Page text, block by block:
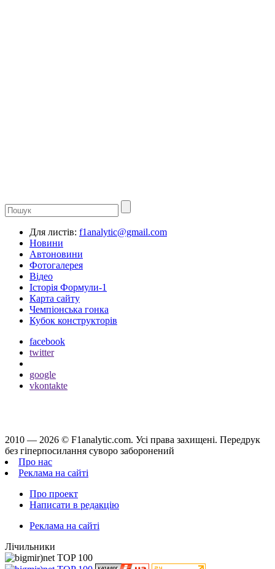
Для листів: f1analytic@gmail.com
Новини
Автоновини
Фотогалерея
Відео
Історія Формули-1
Карта сайту
Чемпіонська гонка
Кубок конструкторів
facebook
twitter
google
vkontakte
2010 — 2026 © F1analytic.com. Усi права захищенi. Передрук
без гіперпосилання суворо заборонений
Про нас
Реклама на сайті
Про проект
Написати в редакцію
Реклама на сайті
Лічильники